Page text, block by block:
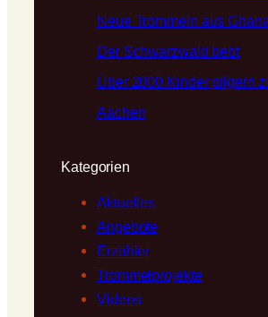
Neue Trommeln aus
Der Schwarzwald bebt
Über 2000 Kinder pilgern
Aachen
Kategorien
Aktuelles
Angebote
Erzähler
Trommelprojekte
Videos